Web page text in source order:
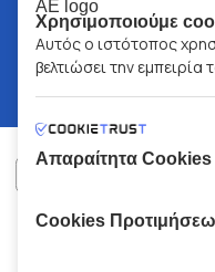
Χρησιμοποιούμε
Αυτός ο ιστότοπος
βελτιώσει την εμπειρία
Απαραίτητα Cookies
Cookies